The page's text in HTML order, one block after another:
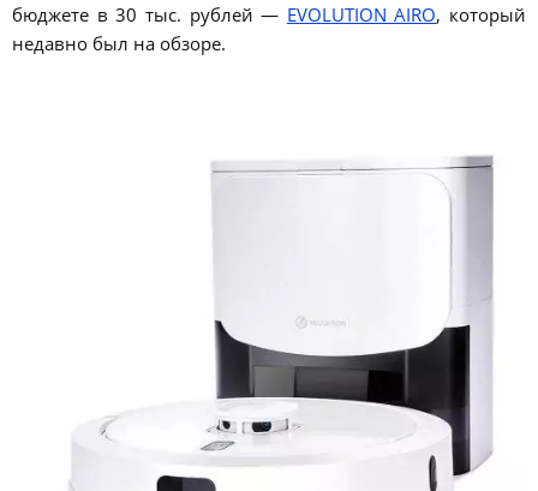
бюджете в 30 тыс. рублей — EVOLUTION AIRO, который
недавно был на обзоре.